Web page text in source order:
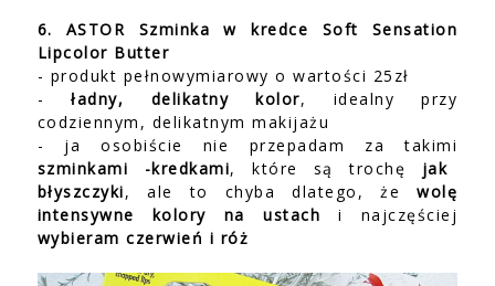
6. ASTOR Szminka w kredce Soft Sensation
Lipcolor Butter
- produkt pełnowymiarowy o wartości 25zł
-
ładny, delikatny kolor, idealny przy
codziennym, delikatnym makijażu
- ja osobiście nie przepadam za takimi
szminkami -kredkami, które są trochę jak
błyszczyki, ale to chyba dlatego, żewolę
intensywne kolory na ustachi najczęściej
wybieram czerwień i róż